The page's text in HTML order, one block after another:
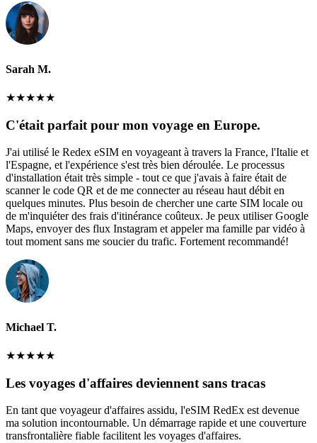
Sarah M.
★★★★★
C'était parfait pour mon voyage en Europe.
J'ai utilisé le Redex eSIM en voyageant à travers la France, l'Italie et
l'Espagne, et l'expérience s'est très bien déroulée. Le processus
d'installation était très simple - tout ce que j'avais à faire était de
scanner le code QR et de me connecter au réseau haut débit en
quelques minutes. Plus besoin de chercher une carte SIM locale ou
de m'inquiéter des frais d'itinérance coûteux. Je peux utiliser Google
Maps, envoyer des flux Instagram et appeler ma famille par vidéo à
tout moment sans me soucier du trafic. Fortement recommandé!
Michael T.
★★★★★
Les voyages d'affaires deviennent sans tracas
En tant que voyageur d'affaires assidu, l'eSIM RedEx est devenue
ma solution incontournable. Un démarrage rapide et une couverture
transfrontalière fiable facilitent les voyages d'affaires.